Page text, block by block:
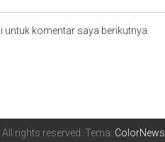
untuk komentar saya berikutnya.
All rights reserved. Tema: ColorNews